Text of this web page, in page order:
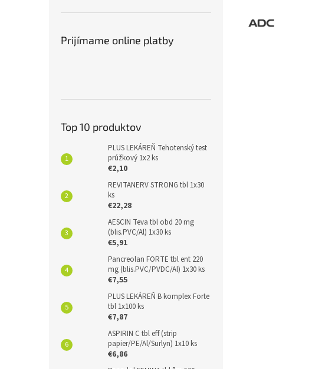
Prijímame online platby
Top 10 produktov
PLUS LEKÁREŇ Tehotenský test
prúžkový 1x2 ks
€2,10
REVITANERV STRONG tbl 1x30
ks
€22,28
AESCIN Teva tbl obd 20 mg
(blis.PVC/Al) 1x30 ks
€5,91
Pancreolan FORTE tbl ent 220
mg (blis.PVC/PVDC/Al) 1x30 ks
€7,55
PLUS LEKÁREŇ B komplex Forte
tbl 1x100 ks
€7,87
ASPIRIN C tbl eff (strip
papier/PE/Al/Surlyn) 1x10 ks
€6,86